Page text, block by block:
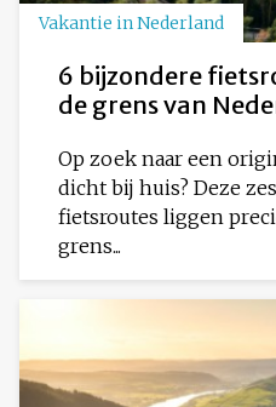
Vakantie in Nederland
6 bijzondere
de grens van
Op zoek naar een
dicht bij huis? Deze
fietsroutes liggen
grens...